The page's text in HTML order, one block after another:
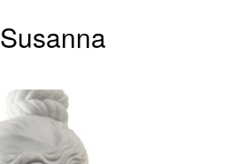
Susanna